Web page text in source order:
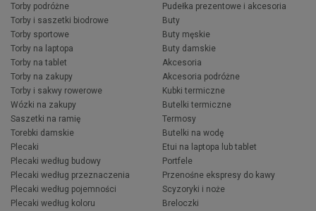
Torby podróżne
Torby i saszetki biodrowe
Torby sportowe
Torby na laptopa
Torby na tablet
Torby na zakupy
Torby i sakwy rowerowe
Wózki na zakupy
Saszetki na ramię
Torebki damskie
Plecaki
Plecaki według budowy
Plecaki według przeznaczenia
Plecaki według pojemności
Plecaki według koloru
Pudełka prezentowe i akcesoria
Buty
Buty męskie
Buty damskie
Akcesoria
Akcesoria podróżne
Kubki termiczne
Butelki termiczne
Termosy
Butelki na wodę
Etui na laptopa lub tablet
Portfele
Przenośne ekspresy do kawy
Scyzoryki i noże
Breloczki